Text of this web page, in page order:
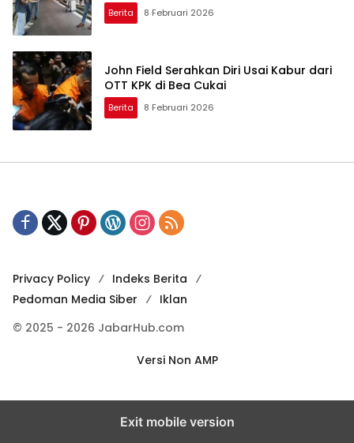
Berita 8 Februari 2026
John Field Serahkan Diri Usai Kabur dari
OTT KPK di Bea Cukai
Berita 8 Februari 2026
Privacy Policy
Indeks Berita
Pedoman Media Siber
Iklan
© 2025 - 2026 JabarHub.com
Versi Non AMP
Exit mobile version